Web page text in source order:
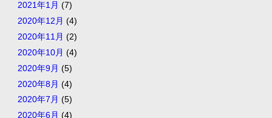
2021年1月 (7)
2020年12月 (4)
2020年11月 (2)
2020年10月 (4)
2020年9月 (5)
2020年8月 (4)
2020年7月 (5)
2020年6月 (4)